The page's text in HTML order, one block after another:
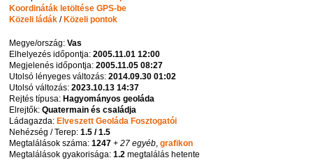
Koordináták letöltése GPS-be
Közeli ládák / Közeli pontok
Megye/ország:Vas
Elhelyezés időpontja:2005.11.01 12:00
Megjelenés időpontja:2005.11.05 08:27
Utolsó lényeges változás:2014.09.30 01:02
Utolsó változás:2023.10.13 14:37
Rejtés típusa: Hagyományos geoláda
Elrejtők:Quatermain és családja
Ládagazda: Elveszett Geoláda Fosztogatói
Nehézség / Terep:1.5 / 1.5
Megtalálások száma:1247 + 27 egyéb,grafikon
Megtalálások gyakorisága:1.2 megtalálás hetente